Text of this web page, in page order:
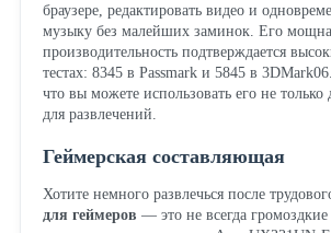
браузере, редактировать видео и
музыку без малейших заминок. Его
производительность подтверждается
тестах: 8345 в Passmark и 5845 в
что вы можете использовать его не
для развлечений.
Геймерская составляющая
Хотите немного развлечься после
для геймеров — это не всегда громоздкие